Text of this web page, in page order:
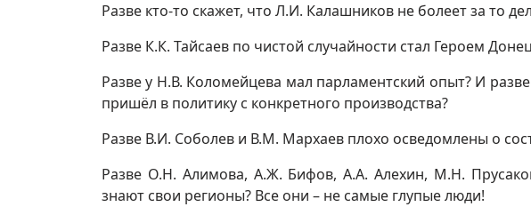
Разве кто-то скажет, что Л.И. Калашников не болеет за то
Разве К.К. Тайсаев по чистой случайности стал Героем
Разве у Н.В. Коломейцева мал парламентский опыт? И
пришёл в политику с конкретного производства?
Разве В.И. Соболев и В.М. Мархаев плохо осведомлены о
Разве О.Н. Алимова, А.Ж. Бифов, А.А. Алехин, М.Н.
знают свои регионы? Все они – не самые глупые люди!